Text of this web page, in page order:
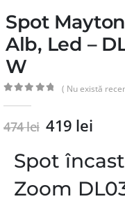
Spot
Alb, Led –
W
( Nu există
474lei 419 lei
Spot
Zoom